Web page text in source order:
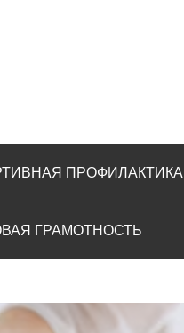
ПРОФИЛАКТИКА
ГРАМОТНОСТЬ